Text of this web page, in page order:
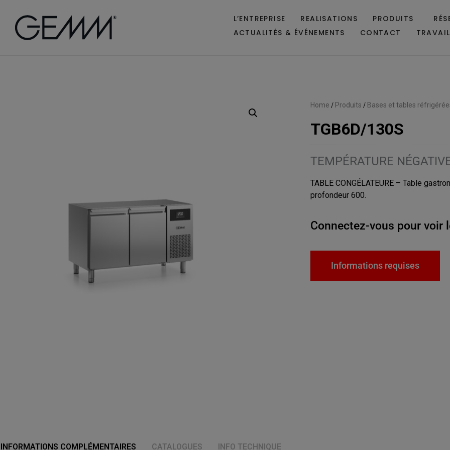
L’ENTREPRISE REALISATIONS PRODUITS
ACTUALITÉS & ÉVÉNEMENTS
CONTACT
Home / Produits / Bases et tables
TGB6D/130S
TEMPÉRATURE
TABLE CONGÉLATEURE – Table
profondeur 600.
Connectez-vous pour voir
Informations requises
INFORMATIONS COMPLÉMENTAIRES CATALOGUES INFO TECHNIQUE